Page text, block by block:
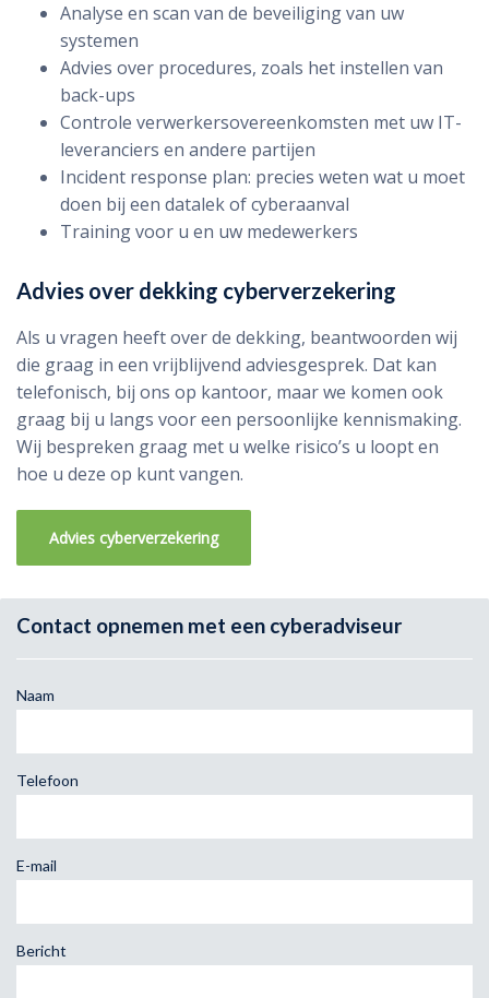
Analyse en scan van de beveiliging van uw
systemen
Advies over procedures, zoals het instellen van
back-ups
Controle verwerkersovereenkomsten met uw IT-
leveranciers en andere partijen
Incident response plan: precies weten wat u moet
doen bij een datalek of cyberaanval
Training voor u en uw medewerkers
Advies over dekking cyberverzekering
Als u vragen heeft over de dekking, beantwoorden wij
die graag in een vrijblijvend adviesgesprek. Dat kan
telefonisch, bij ons op kantoor, maar we komen ook
graag bij u langs voor een persoonlijke kennismaking.
Wij bespreken graag met u welke risico’s u loopt en
hoe u deze op kunt vangen.
Advies cyberverzekering
Contact opnemen met een cyberadviseur
Naam
Telefoon
E-mail
Bericht